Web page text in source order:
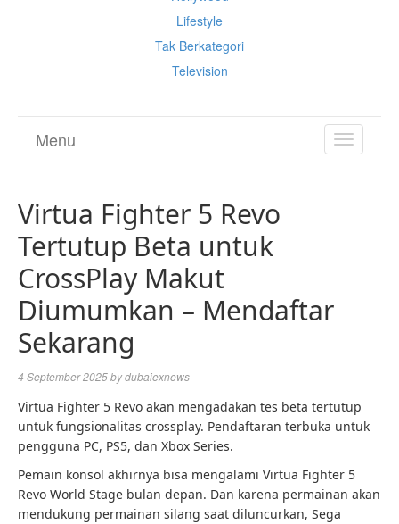
Lifestyle
Tak Berkategori
Television
TOGGLE
Menu
Virtua Fighter 5 Revo
Tertutup Beta untuk
CrossPlay Makut
Diumumkan – Mendaftar
Sekarang
4 September 2025bydubaiexnews
Virtua Fighter 5 Revo akan mengadakan tes beta tertutup
untuk fungsionalitas crossplay. Pendaftaran terbuka untuk
pengguna PC, PS5, dan Xbox Series.
Pemain konsol akhirnya bisa mengalami Virtua Fighter 5
Revo World Stage bulan depan. Dan karena permainan akan
mendukung permainan silang saat diluncurkan, Sega